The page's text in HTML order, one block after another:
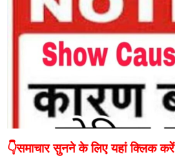
👇समाचार सुनने के लिए यहां क्लिक करें